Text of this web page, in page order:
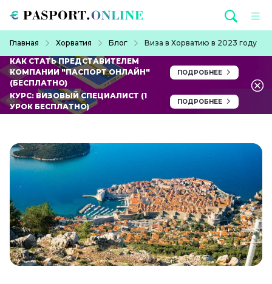
Главная Хорватия Блог
Виза в Хорватию в 2023 году
КАК СТАТЬ ПРЕДСТАВИТЕЛЕМ
КОМПАНИИ "ПАСПОРТ ОНЛАЙН"
(БЕСПЛАТНО)
ПОДРОБНЕЕ
КУРС: ВИЗОВЫЙ СПЕЦИАЛИСТ (1
УРОК БЕСПЛАТНО)
ПОДРОБНЕЕ